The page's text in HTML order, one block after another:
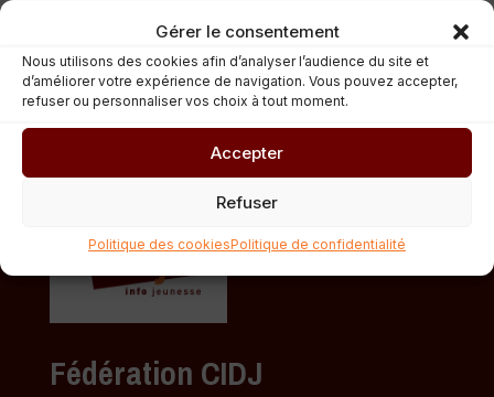
Gérer le consentement
Nous utilisons des cookies afin d’analyser l’audience du site et
d’améliorer votre expérience de navigation. Vous pouvez accepter,
refuser ou personnaliser vos choix à tout moment.
Accepter
Refuser
Politique des cookiesPolitique de confidentialité
Fédération CIDJ